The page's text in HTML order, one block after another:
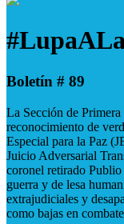
Boletín # 89
La Sección de Primera
reconocimiento de
Especial para la Paz
Juicio Adversarial
coronel retirado
guerra y de lesa
extrajudiciales y
como bajas en